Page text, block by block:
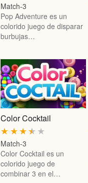
Match-3
Pop Adventure es un
colorido juego de disparar
burbujas…
Color Cocktail
★
★
★
★
★
Match-3
Color Cocktail es un
colorido juego de
combinar 3 en el…